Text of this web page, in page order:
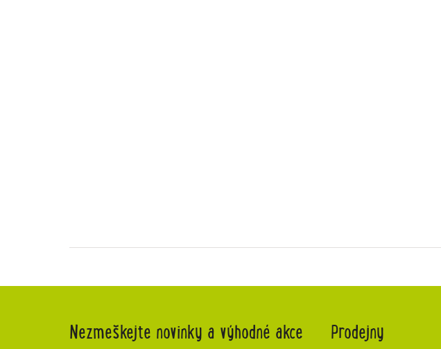
Nezmeškejte novinky a výhodné akce Prodejny